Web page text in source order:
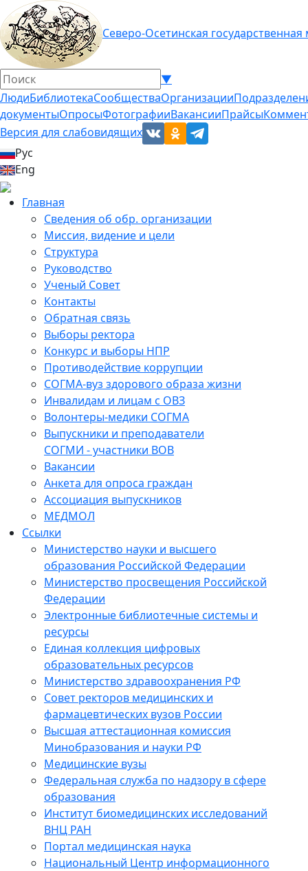
Северо-Осетинская
▼
ЛюдиБиблиотекаСообществаОрганизации
документыОпросыФотографииВакансииПрайсы
Версия для слабовидящих
Рус
Eng
Главная
Сведения об обр. организации
Миссия, видение и цели
Структура
Руководство
Ученый Совет
Контакты
Обратная связь
Выборы ректора
Конкурс и выборы НПР
Противодействие коррупции
СОГМА-вуз здорового образа жизни
Инвалидам и лицам с ОВЗ
Волонтеры-медики СОГМА
Выпускники и преподаватели
СОГМИ - участники ВОВ
Вакансии
Анкета для опроса граждан
Ассоциация выпускников
МЕДМОЛ
Ссылки
Министерство науки и высшего
образования Российской Федерации
Министерство просвещения Российской
Федерации
Электронные библиотечные системы и
ресурсы
Единая коллекция цифровых
образовательных ресурсов
Министерство здравоохранения РФ
Совет ректоров медицинских и
фармацевтических вузов России
Высшая аттестационная комиссия
Минобразования и науки РФ
Медицинские вузы
Федеральная служба по надзору в сфере
образования
Институт биомедицинских исследований
ВНЦ РАН
Портал медицинская наука
Национальный Центр информационного